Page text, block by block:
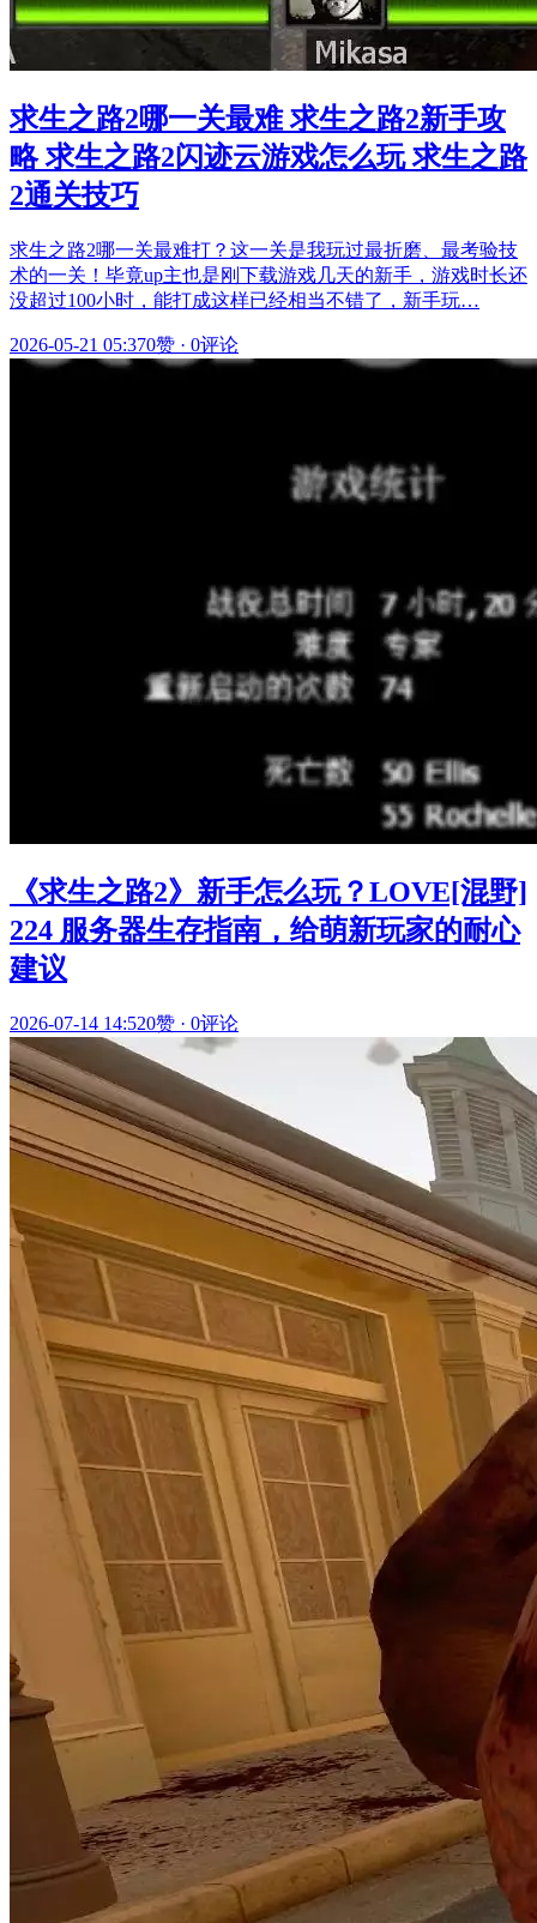
求生之路2哪一关最难 求生之路2新手攻
略 求生之路2闪迹云游戏怎么玩 求生之路
2通关技巧
求生之路2哪一关最难打？这一关是我玩过最折磨、最考验技
术的一关！毕竟up主也是刚下载游戏几天的新手，游戏时长还
没超过100小时，能打成这样已经相当不错了，新手玩…
2026-05-21 05:370赞 · 0评论
《求生之路2》新手怎么玩？LOVE[混野]
224 服务器生存指南，给萌新玩家的耐心
建议
2026-07-14 14:520赞 · 0评论